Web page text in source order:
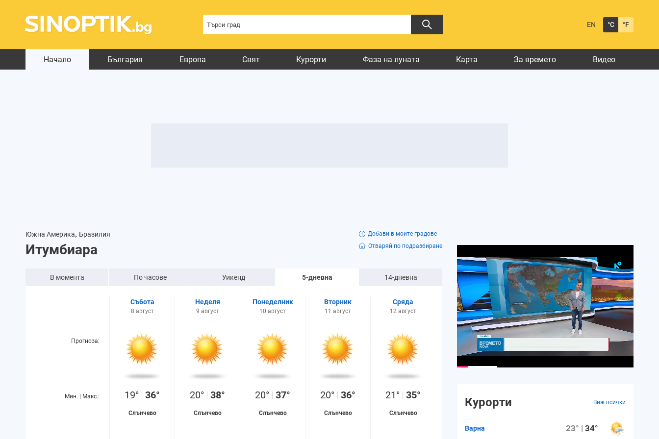
EN °C °F
Начало България Европа Свят Курорти Фаза на луната Карта За времето Видео
Южна Америка, Бразилия
Итумбиара
Добави в моите градове
Отваряй по подразбиране
В момента По часове Уикенд 5-дневна 14-дневна
Прогноза:
Мин. | Макс.:
Събота
8 август
19° 36°
Слънчево
Неделя
9 август
20° 38°
Слънчево
Понеделник
10 август
20° 37°
Слънчево
Вторник
11 август
20° 36°
Слънчево
Сряда
12 август
21° 35°
Слънчево
Курорти Виж всички
Варна 23° |34°